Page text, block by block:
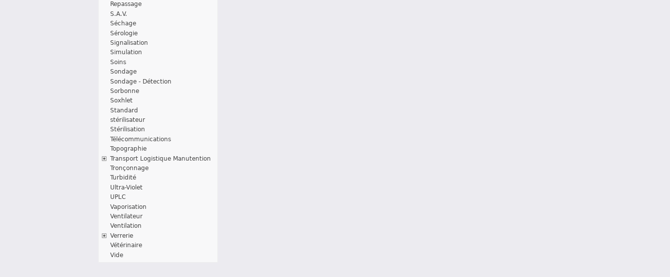
Repassage
S.A.V.
Séchage
Sérologie
Signalisation
Simulation
Soins
Sondage
Sondage - Détection
Sorbonne
Soxhlet
Standard
stérilisateur
Stérilisation
Télécommunications
Topographie
Transport Logistique Manutention
Tronçonnage
Turbidité
Ultra-Violet
UPLC
Vaporisation
Ventilateur
Ventilation
Verrerie
Vétérinaire
Vide